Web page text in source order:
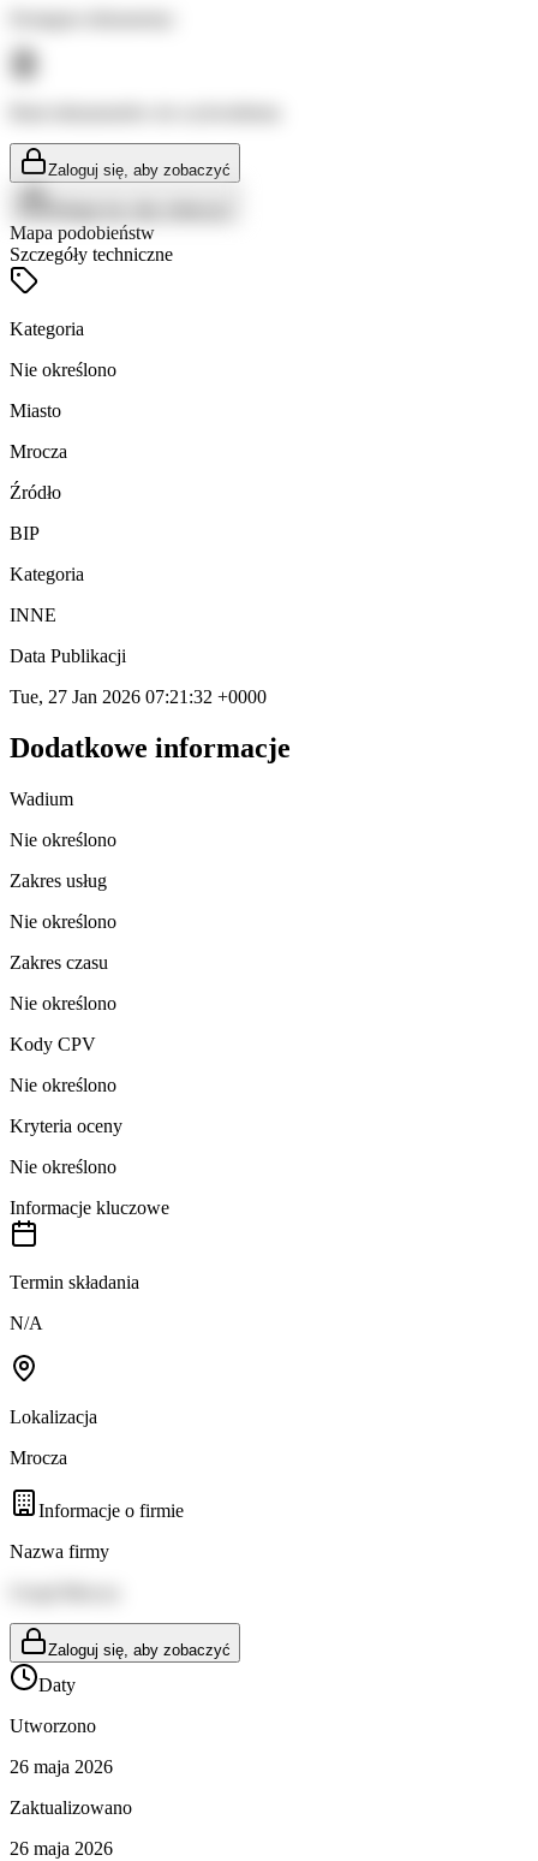
Zaloguj się, aby zobaczyć
Mapa podobieństw
Szczegóły techniczne
Kategoria
Nie określono
Miasto
Mrocza
Źródło
BIP
Kategoria
INNE
Data Publikacji
Tue, 27 Jan 2026 07:21:32 +0000
Dodatkowe informacje
Wadium
Nie określono
Zakres usług
Nie określono
Zakres czasu
Nie określono
Kody CPV
Nie określono
Kryteria oceny
Nie określono
Informacje kluczowe
Termin składania
N/A
Lokalizacja
Mrocza
Informacje o firmie
Nazwa firmy
Zaloguj się, aby zobaczyć
Daty
Utworzono
26 maja 2026
Zaktualizowano
26 maja 2026